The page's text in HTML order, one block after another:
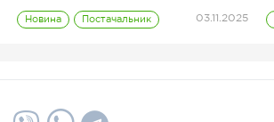
народження
Новина Постачальник 03.11.2025